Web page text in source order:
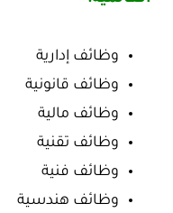
وظائف إدارية
وظائف قانونية
وظائف مالية
وظائف تقنية
وظائف فنية
وظائف هندسية